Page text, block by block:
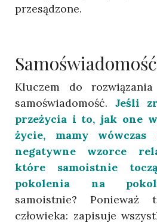
przesądzone.
Samoświadomość
Kluczem do
samoświadomość. Jeśli
przeżycia i to, jak one
życie, mamy wówczas
negatywne wzorce
które samoistnie
pokolenia na
samoistnie? Ponieważ
człowieka: zapisuje